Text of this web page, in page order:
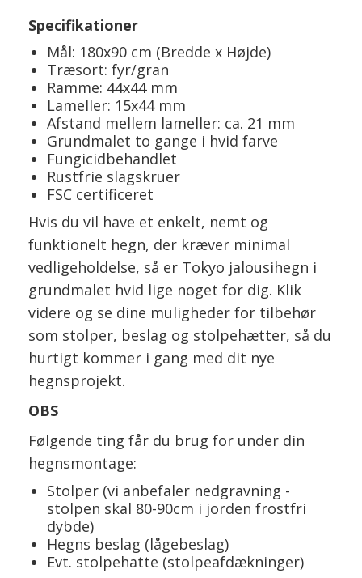
Specifikationer
Mål: 180x90 cm (Bredde x Højde)
Træsort: fyr/gran
Ramme: 44x44 mm
Lameller: 15x44 mm
Afstand mellem lameller: ca. 21 mm
Grundmalet to gange i hvid farve
Fungicidbehandlet
Rustfrie slagskruer
FSC certificeret
Hvis du vil have et enkelt, nemt og
funktionelt hegn, der kræver minimal
vedligeholdelse, så er Tokyo jalousihegn i
grundmalet hvid lige noget for dig. Klik
videre og se dine muligheder for tilbehør
som stolper, beslag og stolpehætter, så du
hurtigt kommer i gang med dit nye
hegnsprojekt.
OBS
Følgende ting får du brug for under din
hegnsmontage:
Stolper (vi anbefaler nedgravning -
stolpen skal 80-90cm i jorden frostfri
dybde)
Hegns beslag (lågebeslag)
Evt. stolpehatte (stolpeafdækninger)